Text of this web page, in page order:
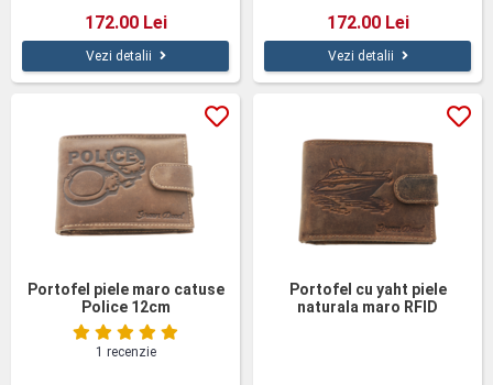
172.00 Lei
Vezi detalii
172.00 Lei
Vezi detalii
Portofel piele maro catuse
Police 12cm
1 recenzie
Portofel cu yaht piele
naturala maro RFID